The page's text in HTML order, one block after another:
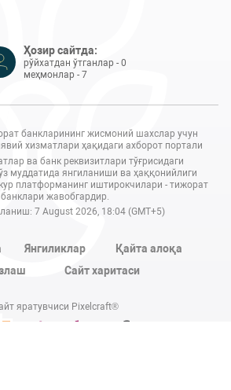
Ҳозир сайтда:
рўйхатдан ўтганлар - 0
меҳмонлар - 7
банкларининг жисмоний шахслар учун
хизматлари ҳақидаги ахборот портали
ва банк реквизитлари тўғрисидаги
муддатида янгиланиши ва ҳаққонийлиги
платформанинг иштирокчилари - тижорат
банклари жавобгардир.
7 August 2026, 18:04 (GMT+5)
Янгиликлар
Қайта алоқа
Сайт харитаси
яратувчиси Pixelcraft®